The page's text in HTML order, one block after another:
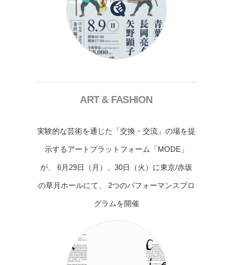
ART & FASHION
実験的な芸術を通じた「交換・交流」の場を提
示するアートプラットフォーム「MODE」
が、 6月29日（月）、30日（火）に東京/赤坂
の草月ホールにて、 2つのパフォーマンスプロ
グラムを開催